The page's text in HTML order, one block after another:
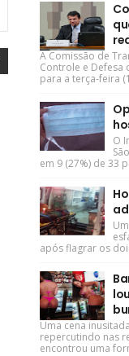
A Comissão de
Controle e Defesa
para a terça-feira
O
em 9 (27%) de 33
após flagrar os
Uma cena
repercutindo nas
encontrou uma